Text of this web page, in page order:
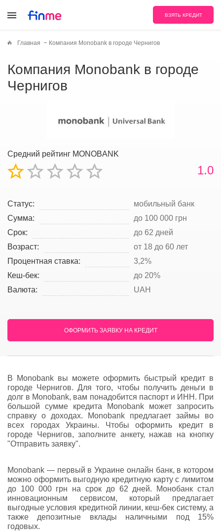
ВЗЯТЬ КРЕДИТ
Главная Компания Monobank в городе Чернигов
Компания Monobank в городе
Чернигов
Средний рейтинг MONOBANK
1.0
Статус:
мобильный банк
Сумма:
до 100 000 грн
Срок:
до 62 дней
Возраст:
от 18 до 60 лет
Процентная ставка:
3,2%
Кеш-бек:
до 20%
Валюта:
UAH
ОФОРМИТЬ ЗАЯВКУ НА КРЕДИТ
В Monobank вы можете оформить быстрый кредит в
городе Чернигов. Для того, чтобы получить деньги в
долг в Monobank, вам понадобится паспорт и ИНН. При
большой сумме кредита Monobank может запросить
справку о доходах. Monobank предлагает займы во
всех городах Украины. Чтобы оформить кредит в
городе Чернигов, заполните анкету, нажав на кнопку
"Отправить заявку".
Monobank — первый в Украине онлайн банк, в котором
можно оформить выгодную кредитную карту с лимитом
до 100 000 грн на срок до 62 дней. Монобанк стал
инновационным сервисом, который предлагает
выгодные условия кредитной линии, кеш-бек систему, а
также депозитные вклады наличными под 15%
годовых.